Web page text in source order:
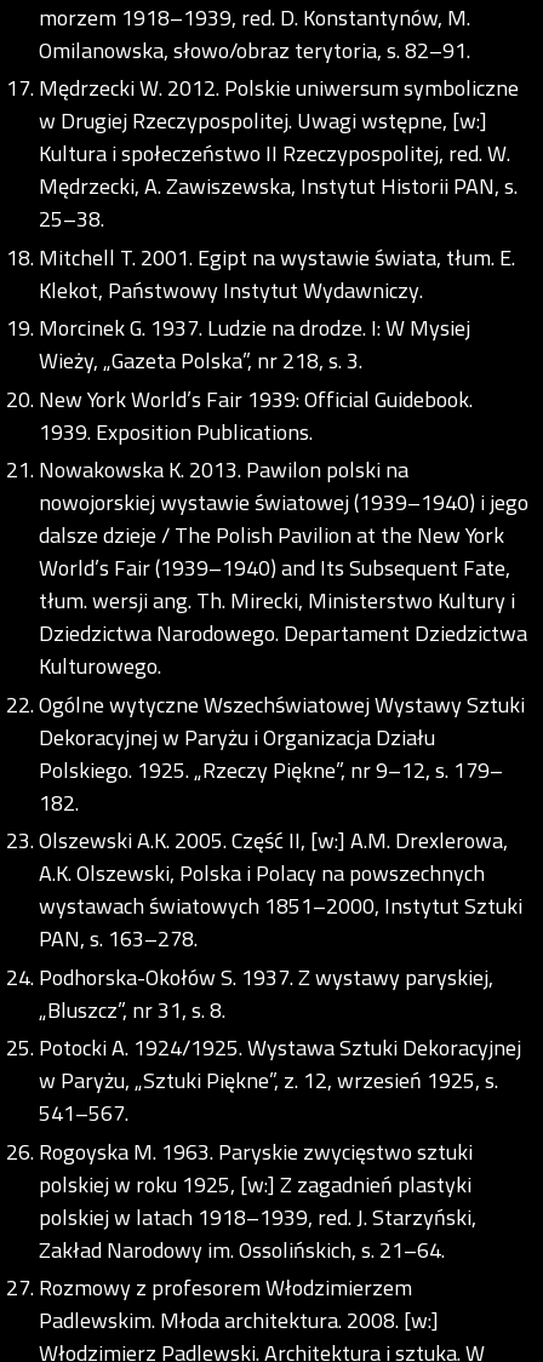
morzem 1918–1939, red. D. Konstantynów, M.
Omilanowska, słowo/obraz terytoria, s. 82–91.
Mędrzecki W. 2012. Polskie uniwersum symboliczne
w Drugiej Rzeczypospolitej. Uwagi wstępne, [w:]
Kultura i społeczeństwo II Rzeczypospolitej, red. W.
Mędrzecki, A. Zawiszewska, Instytut Historii PAN, s.
25–38.
Mitchell T. 2001. Egipt na wystawie świata, tłum. E.
Klekot, Państwowy Instytut Wydawniczy.
Morcinek G. 1937. Ludzie na drodze. I: W Mysiej
Wieży, „Gazeta Polska”, nr 218, s. 3.
New York World’s Fair 1939: Official Guidebook.
1939. Exposition Publications.
Nowakowska K. 2013. Pawilon polski na
nowojorskiej wystawie światowej (1939–1940) i jego
dalsze dzieje / The Polish Pavilion at the New York
World’s Fair (1939–1940) and Its Subsequent Fate,
tłum. wersji ang. Th. Mirecki, Ministerstwo Kultury i
Dziedzictwa Narodowego. Departament Dziedzictwa
Kulturowego.
Ogólne wytyczne Wszechświatowej Wystawy Sztuki
Dekoracyjnej w Paryżu i Organizacja Działu
Polskiego. 1925. „Rzeczy Piękne”, nr 9–12, s. 179–
182.
Olszewski A.K. 2005. Część II, [w:] A.M. Drexlerowa,
A.K. Olszewski, Polska i Polacy na powszechnych
wystawach światowych 1851–2000, Instytut Sztuki
PAN, s. 163–278.
Podhorska-Okołów S. 1937. Z wystawy paryskiej,
„Bluszcz”, nr 31, s. 8.
Potocki A. 1924/1925. Wystawa Sztuki Dekoracyjnej
w Paryżu, „Sztuki Piękne”, z. 12, wrzesień 1925, s.
541–567.
Rogoyska M. 1963. Paryskie zwycięstwo sztuki
polskiej w roku 1925, [w:] Z zagadnień plastyki
polskiej w latach 1918–1939, red. J. Starzyński,
Zakład Narodowy im. Ossolińskich, s. 21–64.
Rozmowy z profesorem Włodzimierzem
Padlewskim. Młoda architektura. 2008. [w:]
Włodzimierz Padlewski. Architektura i sztuka. W